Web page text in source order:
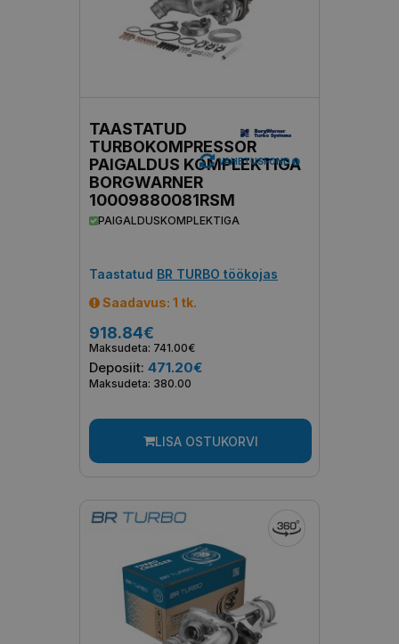
TAASTATUD
TURBOKOMPRESSOR
PAIGALDUS KOMPLEKTIGA
BORGWARNER
10009880081RSM
PAIGALDUSKOMPLEKTIGA
Taastatud BR TURBO töökojas
Saadavus: 1 tk.
918.84€
Maksudeta: 741.00€
Deposiit: 471.20€
Maksudeta: 380.00
VAHETUSFOND
LISA OSTUKORVI